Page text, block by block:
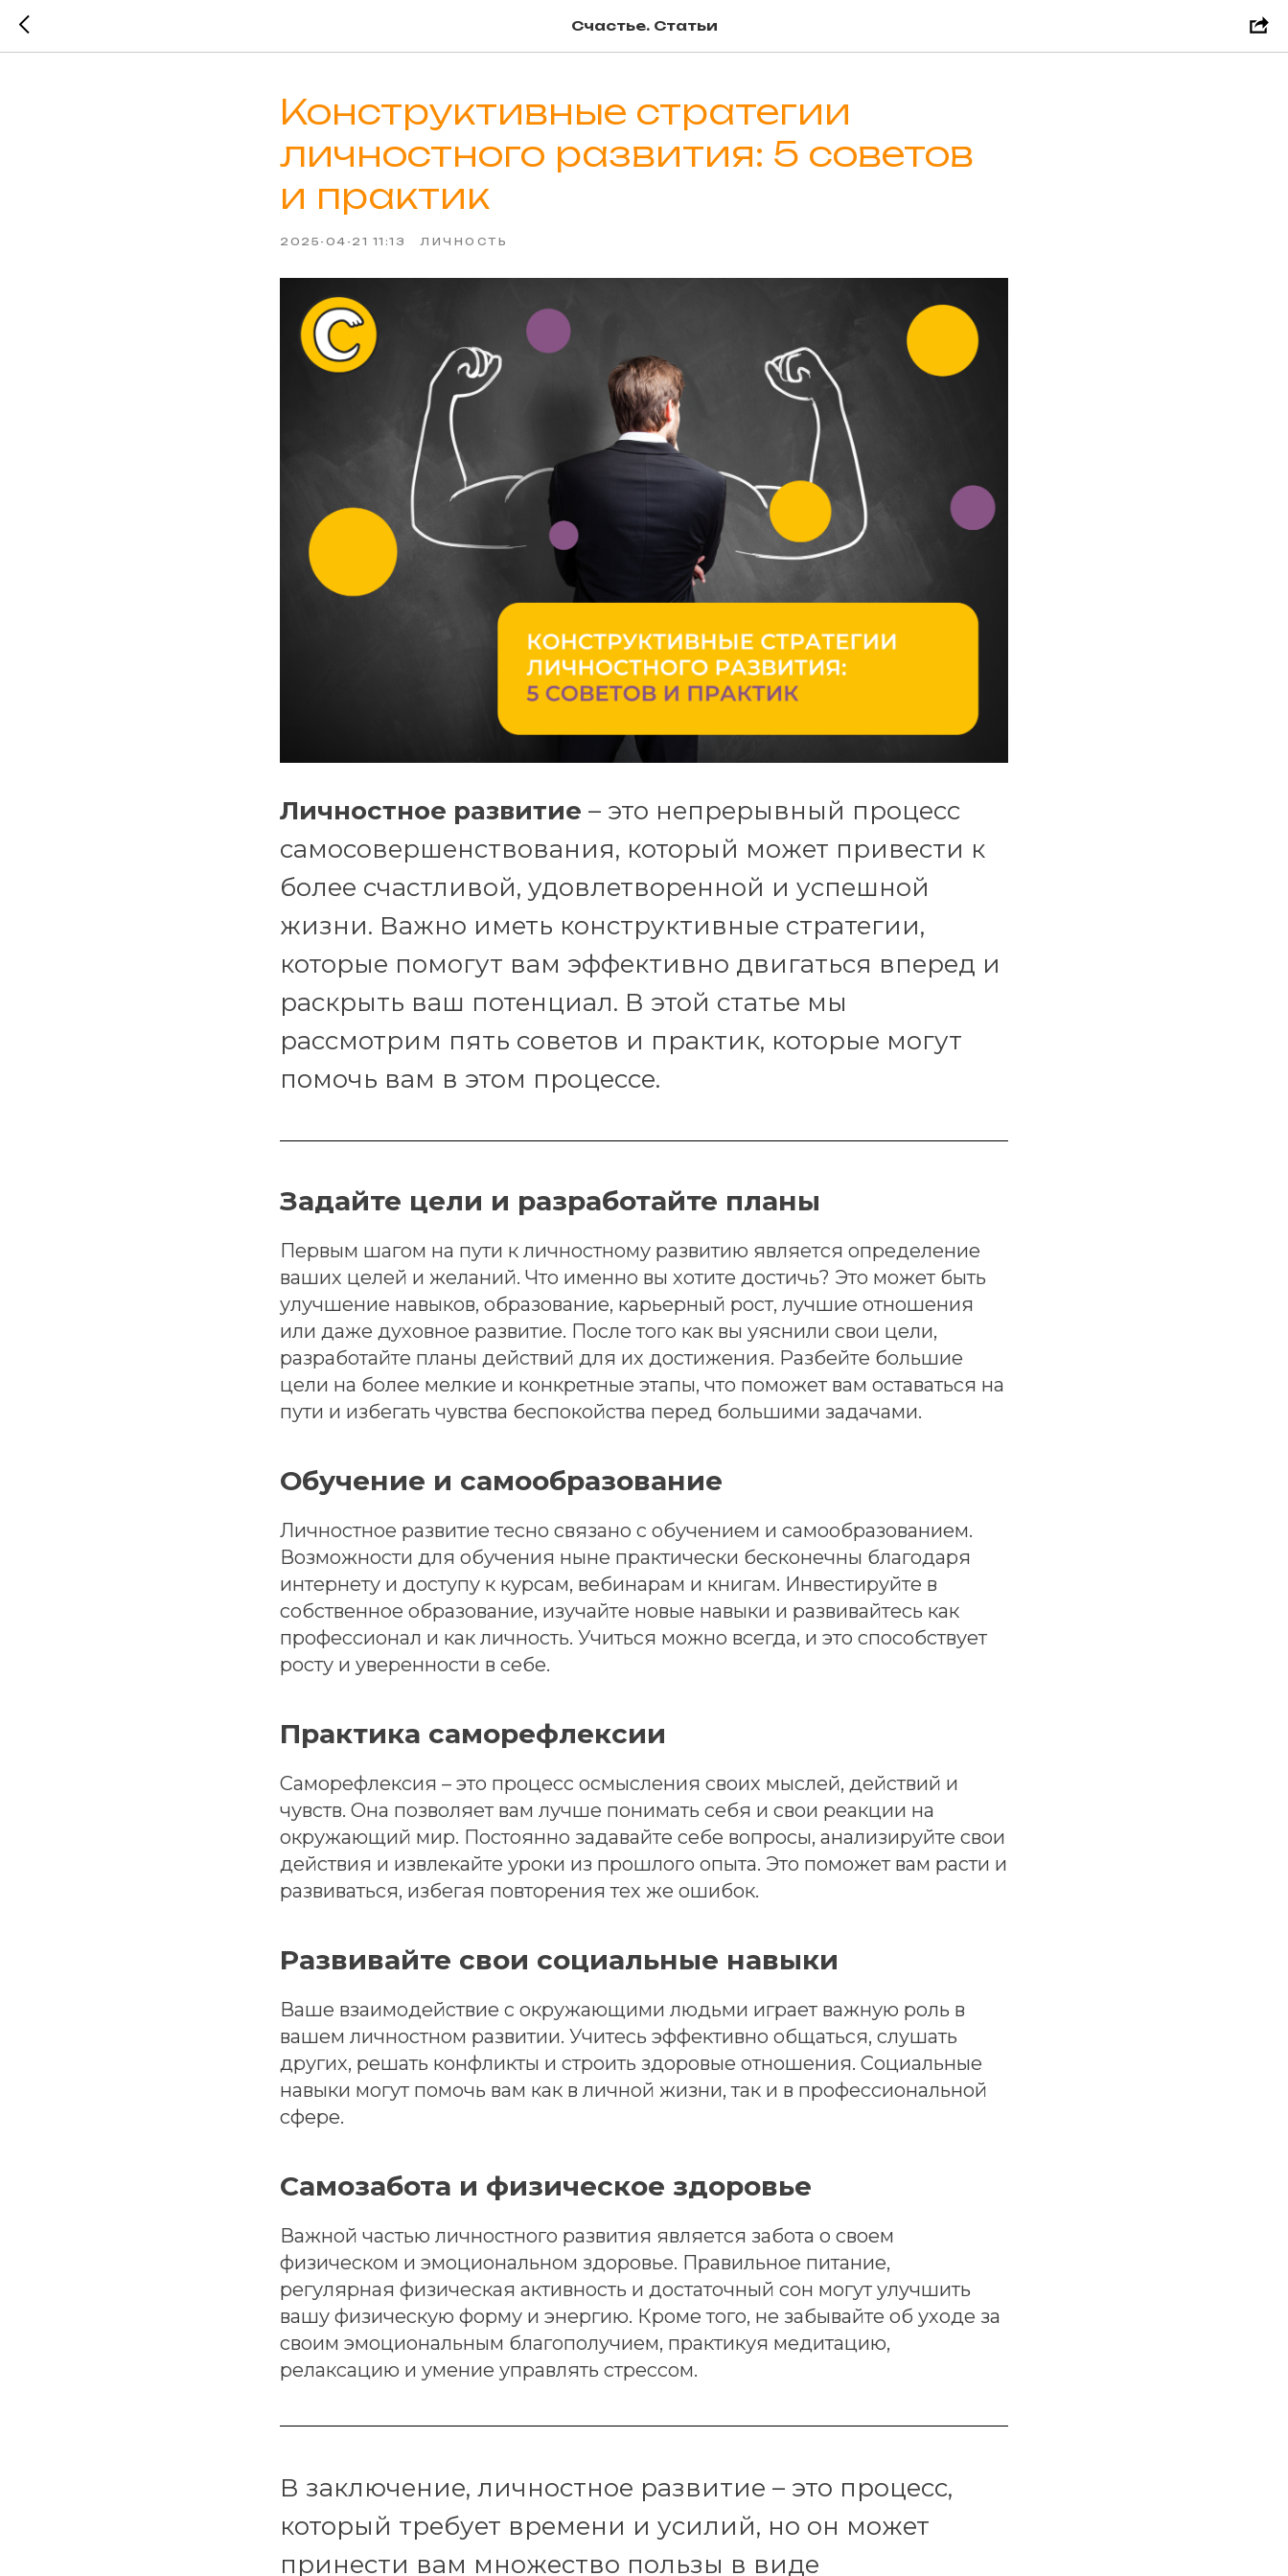
Счастье. Статьи
Конструктивные стратегии
личностного развития: 5 советов
и практик
2025-04-21 11:13 ЛИЧНОСТЬ
Личностное развитие – это непрерывный процесс
самосовершенствования, который может привести к
более счастливой, удовлетворенной и успешной
жизни. Важно иметь конструктивные стратегии,
которые помогут вам эффективно двигаться вперед и
раскрыть ваш потенциал. В этой статье мы
рассмотрим пять советов и практик, которые могут
помочь вам в этом процессе.
Задайте цели и разработайте планы
Первым шагом на пути к личностному развитию является определение
ваших целей и желаний. Что именно вы хотите достичь? Это может быть
улучшение навыков, образование, карьерный рост, лучшие отношения
или даже духовное развитие. После того как вы уяснили свои цели,
разработайте планы действий для их достижения. Разбейте большие
цели на более мелкие и конкретные этапы, что поможет вам оставаться на
пути и избегать чувства беспокойства перед большими задачами.
Обучение и самообразование
Личностное развитие тесно связано с обучением и самообразованием.
Возможности для обучения ныне практически бесконечны благодаря
интернету и доступу к курсам, вебинарам и книгам. Инвестируйте в
собственное образование, изучайте новые навыки и развивайтесь как
профессионал и как личность. Учиться можно всегда, и это способствует
росту и уверенности в себе.
Практика саморефлексии
Саморефлексия – это процесс осмысления своих мыслей, действий и
чувств. Она позволяет вам лучше понимать себя и свои реакции на
окружающий мир. Постоянно задавайте себе вопросы, анализируйте свои
действия и извлекайте уроки из прошлого опыта. Это поможет вам расти и
развиваться, избегая повторения тех же ошибок.
Развивайте свои социальные навыки
Ваше взаимодействие с окружающими людьми играет важную роль в
вашем личностном развитии. Учитесь эффективно общаться, слушать
других, решать конфликты и строить здоровые отношения. Социальные
навыки могут помочь вам как в личной жизни, так и в профессиональной
сфере.
Самозабота и физическое здоровье
Важной частью личностного развития является забота о своем
физическом и эмоциональном здоровье. Правильное питание,
регулярная физическая активность и достаточный сон могут улучшить
вашу физическую форму и энергию. Кроме того, не забывайте об уходе за
своим эмоциональным благополучием, практикуя медитацию,
релаксацию и умение управлять стрессом.
В заключение, личностное развитие – это процесс,
который требует времени и усилий, но он может
принести вам множество пользы в виде